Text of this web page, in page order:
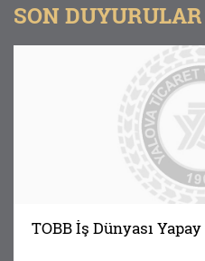
SON DUYURULAR
TOBB İş Dünyası